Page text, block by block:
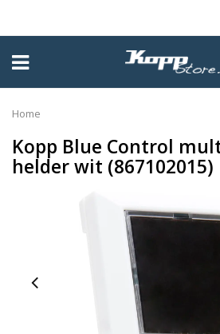
Home
Kopp Blue Control
helder wit (867102015)